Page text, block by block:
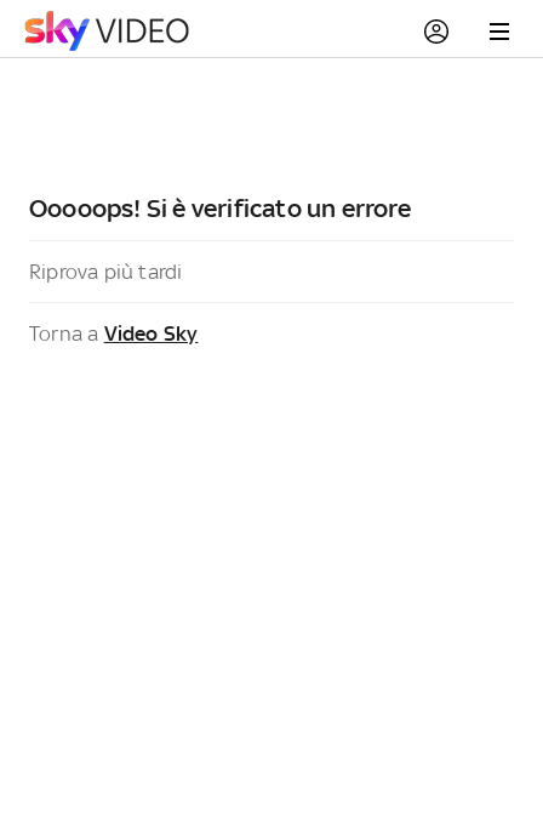
Ooooops! Si è verificato un errore
Riprova più tardi
Torna a Video Sky